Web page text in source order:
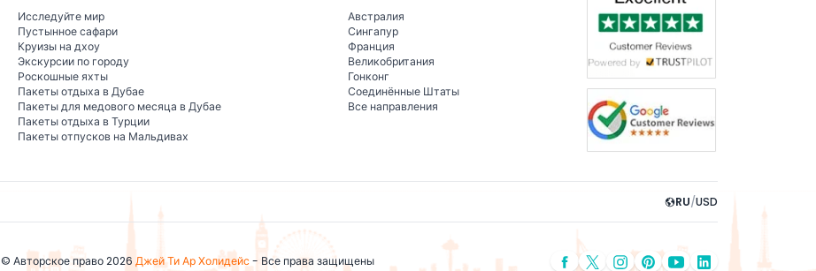
Исследуйте мир
Пустынное сафари
Круизы на дхоу
Экскурсии по городу
Роскошные яхты
Пакеты отдыха в Дубае
Пакеты для медового месяца в Дубае
Пакеты отдыха в Турции
Пакеты отпусков на Мальдивах
Австралия
Сингапур
Франция
Великобритания
Гонконг
Соединённые Штаты
Все направления
RU/USD
© Авторское право 2026 Джей Ти Ар Холидейс- Все права защищены